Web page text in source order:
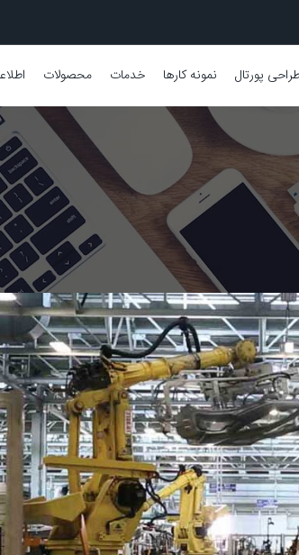
پورتال نمونه کارها خدمات محصولات